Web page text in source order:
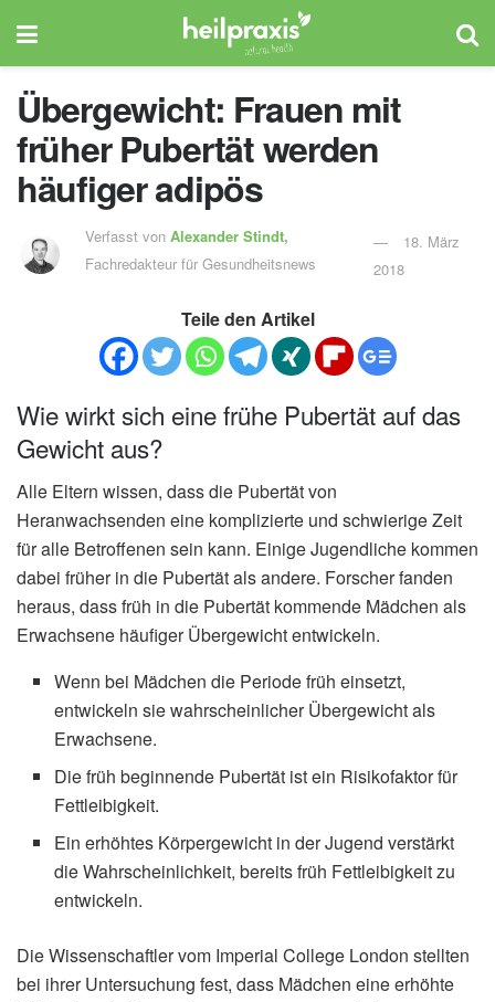
Übergewicht: Frauen mit
früher Pubertät werden
häufiger adipös
Verfasst vonAlexander Stindt,
Fachredakteur für Gesundheitsnews
18. März
2018
Teile den Artikel
Wie wirkt sich eine frühe Pubertät auf das
Gewicht aus?
Alle Eltern wissen, dass die Pubertät von
Heranwachsenden eine komplizierte und schwierige Zeit
für alle Betroffenen sein kann. Einige Jugendliche kommen
dabei früher in die Pubertät als andere. Forscher fanden
heraus, dass früh in die Pubertät kommende Mädchen als
Erwachsene häufiger Übergewicht entwickeln.
Wenn bei Mädchen die Periode früh einsetzt,
entwickeln sie wahrscheinlicher Übergewicht als
Erwachsene.
Die früh beginnende Pubertät ist ein Risikofaktor für
Fettleibigkeit.
Ein erhöhtes Körpergewicht in der Jugend verstärkt
die Wahrscheinlichkeit, bereits früh Fettleibigkeit zu
entwickeln.
Die Wissenschaftler vom Imperial College London stellten
bei ihrer Untersuchung fest, dass Mädchen eine erhöhte